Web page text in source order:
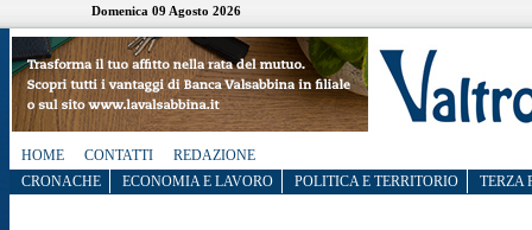
Domenica 09 Agosto 2026
HOME CONTATTI
REDAZIONE
CRONACHE
ECONOMIA E LAVORO POLITICA E TERRITORIO TERZA